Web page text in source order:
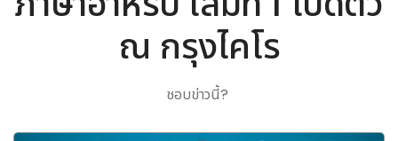
ณ กรุงไคโร
ชอบข่าวนี้?